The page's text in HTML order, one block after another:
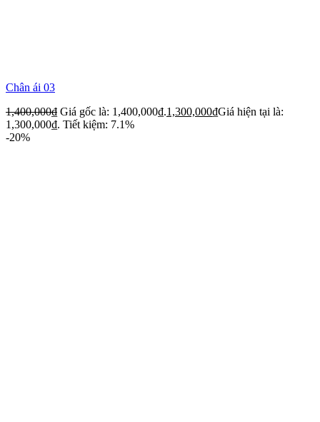
Chân ái 03
1,400,000₫ Giá gốc là: 1,400,000₫.1,300,000₫Giá hiện tại là:
1,300,000₫. Tiết kiệm: 7.1%
-20%